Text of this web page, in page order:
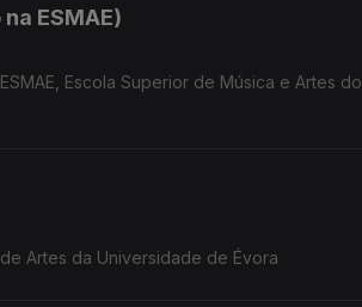
ESMAE)
Escola Superior de Música e Artes do
Artes da Universidade de Évora